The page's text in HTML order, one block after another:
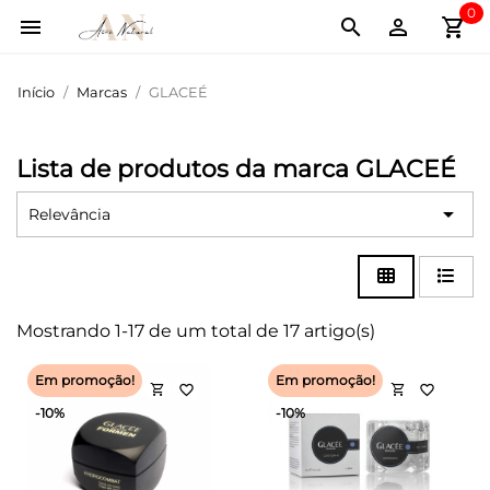
 shopping_cart
0


Início Marcas GLACEÉ
Lista de produtos da marca GLACEÉ
Relevância 
Mostrando 1-17 de um total de 17 artigo(s)
shopping_cart
Em promoção!
-10%
favorite_border shopping_cart
Em promoção!
-10%
favorite_border